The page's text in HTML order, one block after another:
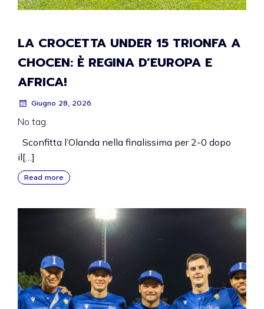
LA CROCETTA UNDER 15 TRIONFA A
CHOCEN: È REGINA D’EUROPA E
AFRICA!
Giugno 28, 2026
No tag
Sconfitta l’Olanda nella finalissima per 2-0 dopo
il[…]
Read more